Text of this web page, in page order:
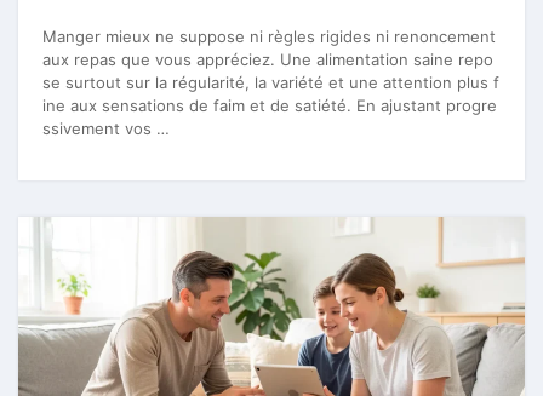
Manger mieux ne suppose ni règles rigides ni renoncement
aux repas que vous appréciez. Une alimentation saine repo
se surtout sur la régularité, la variété et une attention plus f
ine aux sensations de faim et de satiété. En ajustant progre
ssivement vos …